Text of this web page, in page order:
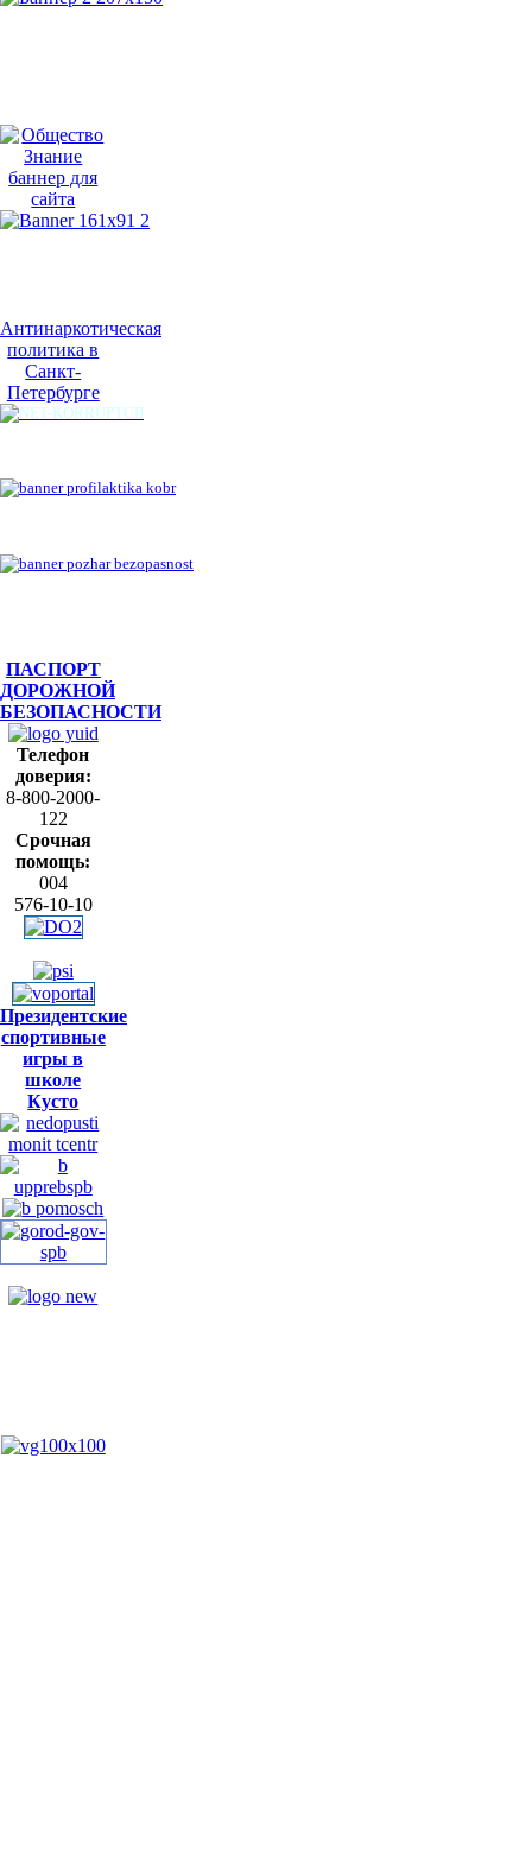
Антинаркотическая
политика в
Санкт-
Петербурге
ПАСПОРТ
ДОРОЖНОЙ
БЕЗОПАСНОСТИ
Телефон
доверия:
8-800-2000-
122
Срочная
помощь:
004
576-10-10
Президентские
спортивные
игры в
школе
Кусто